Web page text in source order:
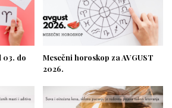
03. do
Mesečni horoskop za AVGUST
2026.